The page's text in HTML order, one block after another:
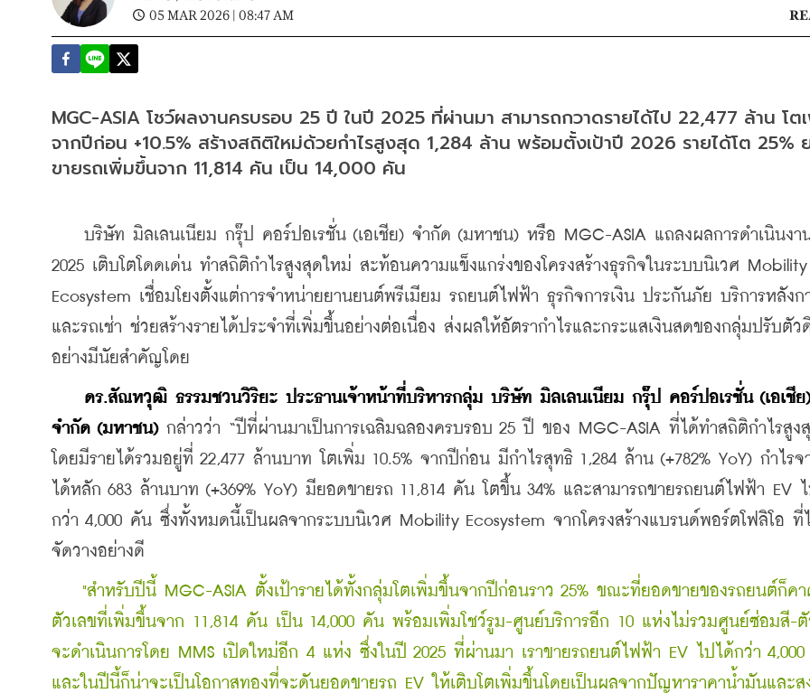
05 MAR 2026 | 08:47 AM
MGC-ASIA โชว์ผลงานครบรอบ 25 ปี ในปี 2025 ที่ผ่านมา สามารถกวาดรายได้ไป 22,477 ล้าน โต
จากปีก่อน +10.5% สร้างสถิติใหม่ด้วยกำไรสูงสุด 1,284 ล้าน พร้อมตั้งเป้าปี 2026 รายได้โต 25%
ขายรถเพิ่มขึ้นจาก 11,814 คัน เป็น 14,000 คัน
บริษัท มิลเลนเนียม กรุ๊ป คอร์ปอเรชั่น (เอเชีย) จำกัด (มหาชน) หรือ MGC-ASIA แถลงผลการดำเนินงา
2025 เติบโตโดดเด่น ทำสถิติกำไรสูงสุดใหม่ สะท้อนความแข็งแกร่งของโครงสร้างธุรกิจในระบบนิเวศ Mobility
Ecosystem เชื่อมโยงตั้งแต่การจำหน่ายยานยนต์พรีเมียม รถยนต์ไฟฟ้า ธุรกิจการเงิน ประกันภัย บริการหลังก
และรถเช่า ช่วยสร้างรายได้ประจำที่เพิ่มขึ้นอย่างต่อเนื่อง ส่งผลให้อัตรากำไรและกระแสเงินสดของกลุ่มปรับตัว
อย่างมีนัยสำคัญโดย
ดร.สัณหวุฒิ ธรรมชวนวิริยะ ประธานเจ้าหน้าที่บริหารกลุ่ม บริษัท มิลเลนเนียม กรุ๊ป คอร์ปอเรชั่น (เอเชีย)
จำกัด (มหาชน) กล่าวว่า “ปีที่ผ่านมาเป็นการเฉลิมฉลองครบรอบ 25 ปี ของ MGC-ASIA ที่ได้ทำสถิติกำไรสูง
โดยมีรายได้รวมอยู่ที่ 22,477 ล้านบาท โตเพิ่ม 10.5% จากปีก่อน มีกำไรสุทธิ 1,284 ล้าน (+782% YoY) กำไรจ
ได้หลัก 683 ล้านบาท (+369% YoY) มียอดขายรถ 11,814 คัน โตขึ้น 34% และสามารถขายรถยนต์ไฟฟ้า EV
กว่า 4,000 คัน ซึ่งทั้งหมดนี้เป็นผลจากระบบนิเวศ Mobility Ecosystem จากโครงสร้างแบรนด์พอร์ตโฟลิโอ ที่
จัดวางอย่างดี
"สำหรับปีนี้ MGC-ASIA ตั้งเป้ารายได้ทั้งกลุ่มโตเพิ่มขึ้นจากปีก่อนราว 25% ขณะที่ยอดขายของรถยนต์ก็คา
ตัวเลขที่เพิ่มขึ้นจาก 11,814 คัน เป็น 14,000 คัน พร้อมเพิ่มโชว์รูม-ศูนย์บริการอีก 10 แห่งไม่รวมศูนย์ซ่อมสี-
จะดำเนินการโดย MMS เปิดใหม่อีก 4 แห่ง ซึ่งในปี 2025 ที่ผ่านมา เราขายรถยนต์ไฟฟ้า EV ไปได้กว่า
และในปีนี้ก็น่าจะเป็นโอกาสทองที่จะดันยอดขายรถ EV ให้เติบโตเพิ่มขึ้นโดยเป็นผลจากปัญหาราคาน้ำมันและส